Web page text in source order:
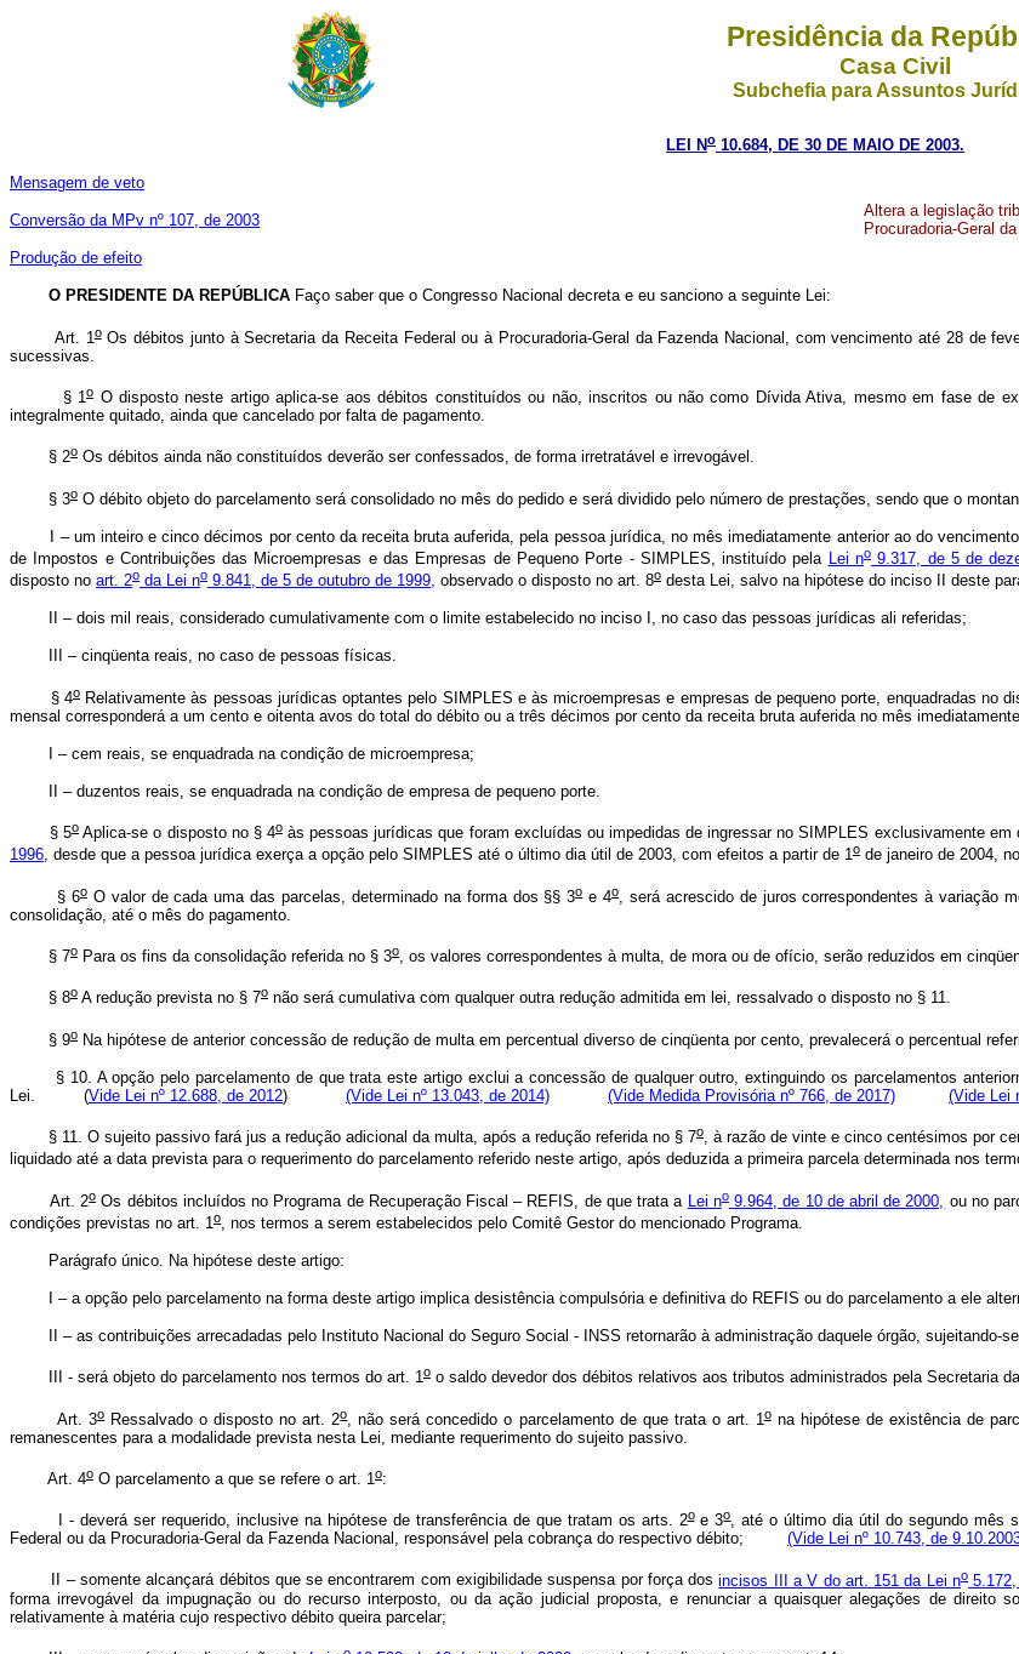
Presidência da
Casa Civil
Subchefia para Assuntos
LEI No 10.684, DE 30 DE MAIO DE 2003.
Mensagem de veto
Conversão da MPv nº 107, de 2003
Produção de efeito
Altera a legislação
Procuradoria-Geral
O PRESIDENTE DA REPÚBLICA Faço saber que o Congresso Nacional decreta e eu sanciono a seguinte Lei:
Art. 1oOs débitos junto à Secretaria da Receita Federal ou à Procuradoria-Geral da Fazenda Nacional, com vencimento até 28 de
sucessivas.
§ 1o O disposto neste artigo aplica-se aos débitos constituídos ou não, inscritos ou não como Dívida Ativa, mesmo em fase de
integralmente quitado, ainda que cancelado por falta de pagamento.
§ 2o Os débitos ainda não constituídos deverão ser confessados, de forma irretratável e irrevogável.
§ 3o O débito objeto do parcelamento será consolidado no mês do pedido e será dividido pelo número de prestações, sendo que o
I – um inteiro e cinco décimos por cento da receita bruta auferida, pela pessoa jurídica, no mês imediatamente anterior ao do
de Impostos e Contribuições das Microempresas e das Empresas de Pequeno Porte - SIMPLES, instituído pela Lei no 9.317, de 5 de
disposto no art. 2o da Lei no 9.841, de 5 de outubro de 1999, observado o disposto no art. 8o desta Lei, salvo na hipótese do inciso II deste
II – dois mil reais, considerado cumulativamente com o limite estabelecido no inciso I, no caso das pessoas jurídicas ali referidas;
III – cinqüenta reais, no caso de pessoas físicas.
§ 4o Relativamente às pessoas jurídicas optantes pelo SIMPLES e às microempresas e empresas de pequeno porte, enquadradas no
mensal corresponderá a um cento e oitenta avos do total do débito ou a três décimos por cento da receita bruta auferida no mês
I – cem reais, se enquadrada na condição de microempresa;
II – duzentos reais, se enquadrada na condição de empresa de pequeno porte.
§ 5oAplica-se o disposto no § 4oàs pessoas jurídicas que foram excluídas ou impedidas de ingressar no SIMPLES exclusivamente
1996, desde que a pessoa jurídica exerça a opção pelo SIMPLES até o último dia útil de 2003, com efeitos a partir de 1o de janeiro de 2004,
§ 6oO valor de cada uma das parcelas, determinado na forma dos §§ 3oe 4o
, será acrescido de juros correspondentes à variação
consolidação, até o mês do pagamento.
§ 7o Para os fins da consolidação referida no § 3o, os valores correspondentes à multa, de mora ou de ofício, serão reduzidos em
§ 8o A redução prevista no § 7o não será cumulativa com qualquer outra redução admitida em lei, ressalvado o disposto no § 11.
§ 9o Na hipótese de anterior concessão de redução de multa em percentual diverso de cinqüenta por cento, prevalecerá o percentual
§ 10. A opção pelo parcelamento de que trata este artigo exclui a concessão de qualquer outro, extinguindo os parcelamentos
Lei. (Vide Lei nº 12.688, de 2012) (Vide Lei nº 13.043, de 2014) (Vide Medida Provisória nº 766, de 2017) (Vide Lei
§ 11. O sujeito passivo fará jus a redução adicional da multa, após a redução referida no § 7o, à razão de vinte e cinco centésimos por
liquidado até a data prevista para o requerimento do parcelamento referido neste artigo, após deduzida a primeira parcela determinada nos
Art. 2oOs débitos incluídos no Programa de Recuperação Fiscal – REFIS, de que trata a Lei no9.964, de 10 de abril de 2000, ou no
condições previstas no art. 1o, nos termos a serem estabelecidos pelo Comitê Gestor do mencionado Programa.
Parágrafo único. Na hipótese deste artigo:
I – a opção pelo parcelamento na forma deste artigo implica desistência compulsória e definitiva do REFIS ou do parcelamento a ele
II – as contribuições arrecadadas pelo Instituto Nacional do Seguro Social - INSS retornarão à administração daquele órgão, sujeitando-
III - será objeto do parcelamento nos termos do art. 1o o saldo devedor dos débitos relativos aos tributos administrados pela Secretaria
Art. 3oRessalvado o disposto no art. 2o, não será concedido o parcelamento de que trata o art. 1ona hipótese de existência de
remanescentes para a modalidade prevista nesta Lei, mediante requerimento do sujeito passivo.
Art. 4o O parcelamento a que se refere o art. 1o:
I - deverá ser requerido, inclusive na hipótese de transferência de que tratam os arts. 2oe 3o, até o último dia útil do segundo mês
Federal ou da Procuradoria-Geral da Fazenda Nacional, responsável pela cobrança do respectivo débito; (Vide Lei nº 10.743, de
II – somente alcançará débitos que se encontrarem com exigibilidade suspensa por força dosincisos III a V do art. 151 da Lei no
forma irrevogável da impugnação ou do recurso interposto, ou da ação judicial proposta, e renunciar a quaisquer alegações de direito
relativamente à matéria cujo respectivo débito queira parcelar;